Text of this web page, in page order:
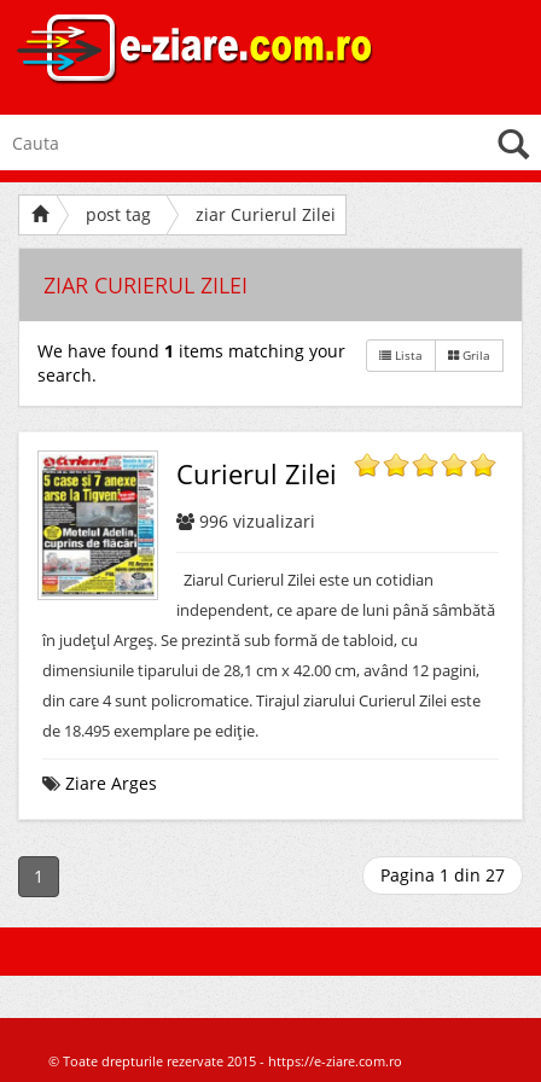
post tag ziar Curierul Zilei
ZIAR CURIERUL ZILEI
Lista Grila
We have found 1 items matching your
search.
Curierul Zilei
996 vizualizari
Ziarul Curierul Zilei este un cotidian
independent, ce apare de luni până sâmbătă
în judeţul Argeş. Se prezintă sub formă de tabloid, cu
dimensiunile tiparului de 28,1 cm x 42.00 cm, având 12 pagini,
din care 4 sunt policromatice. Tirajul ziarului Curierul Zilei este
de 18.495 exemplare pe ediţie.
Ziare Arges
1 Pagina 1 din 27
© Toate drepturile rezervate 2015 - https://e-ziare.com.ro